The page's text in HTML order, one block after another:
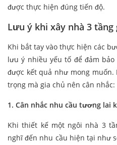
được thực hiện đúng tiến độ.
Lưu ý khi xây nhà 3 tầng
Khi bắt tay vào thực hiện các
lưu ý nhiều yếu tố để đảm
được kết quả như mong
trọng mà gia chủ nên cân nhắc:
1. Cân nhắc nhu cầu tương lai
Khi thiết kế một ngôi nhà 3
nghĩ đến nhu cầu hiện tại như